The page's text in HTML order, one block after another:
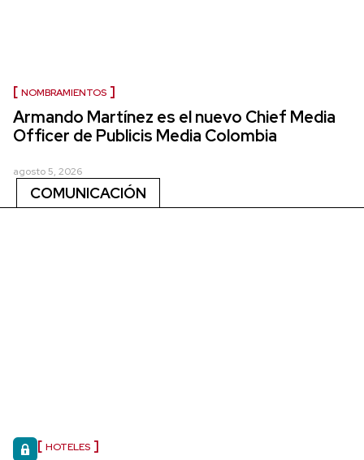
NOMBRAMIENTOS
Armando Martínez es el nuevo Chief Media
Officer de Publicis Media Colombia
agosto 5, 2026
COMUNICACIÓN
HOTELES